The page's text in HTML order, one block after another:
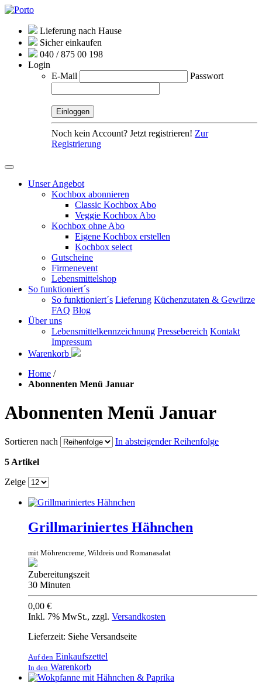
Lieferung nach Hause
Sicher einkaufen
040 / 875 00 198
Login
E-Mail
Passwort
Noch kein Account? Jetzt registrieren! Zur
Registrierung
Unser Angebot
Kochbox abonnieren
Classic Kochbox Abo
Veggie Kochbox Abo
Kochbox ohne Abo
Eigene Kochbox erstellen
Kochbox select
Gutscheine
Firmenevent
Lebensmittelshop
So funktioniert´s
So funktioniert´s Lieferung Küchenzutaten & Gewürze
FAQ Blog
Über uns
Lebensmittelkennzeichnung Pressebereich Kontakt
Impressum
Warenkorb
Home /
Abonnenten Menü Januar
Abonnenten Menü Januar
Sortieren nach In absteigender Reihenfolge
5 Artikel
Zeige
Grillmariniertes Hähnchen
mit Möhrencreme, Wildreis und Romanasalat
Zubereitungszeit
30 Minuten
0,00 €
Inkl. 7% MwSt., zzgl. Versandkosten
Lieferzeit: Siehe Versandseite
Auf den Einkaufszettel
In den Warenkorb